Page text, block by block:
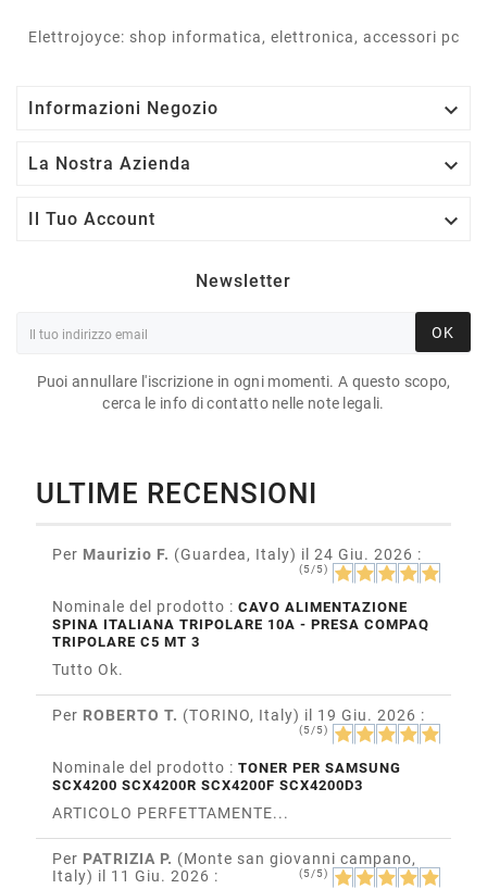
Elettrojoyce: shop informatica, elettronica, accessori pc
Informazioni Negozio 
La Nostra Azienda 
Il Tuo Account 
Newsletter
OK
Puoi annullare l'iscrizione in ogni momenti. A questo scopo,
cerca le info di contatto nelle note legali.
ULTIME RECENSIONI
Per Maurizio F. (Guardea, Italy) il 24 Giu. 2026 :
(5/5)
Nominale del prodotto : CAVO ALIMENTAZIONE
SPINA ITALIANA TRIPOLARE 10A - PRESA COMPAQ
TRIPOLARE C5 MT 3
Tutto Ok.
Per ROBERTO T. (TORINO, Italy) il 19 Giu. 2026 :
(5/5)
Nominale del prodotto : TONER PER SAMSUNG
SCX4200 SCX4200R SCX4200F SCX4200D3
ARTICOLO PERFETTAMENTE...
Per PATRIZIA P. (Monte san giovanni campano,
Italy) il 11 Giu. 2026 : (5/5)